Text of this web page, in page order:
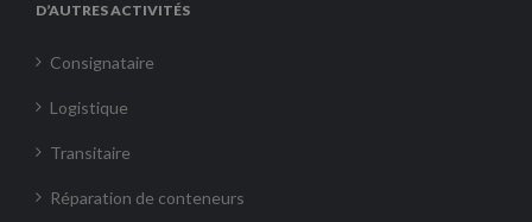
D’AUTRES ACTIVITÉS
Consignataire
Logistique
Transitaire
Réparation de conteneurs